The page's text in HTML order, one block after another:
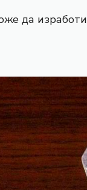
да изработи